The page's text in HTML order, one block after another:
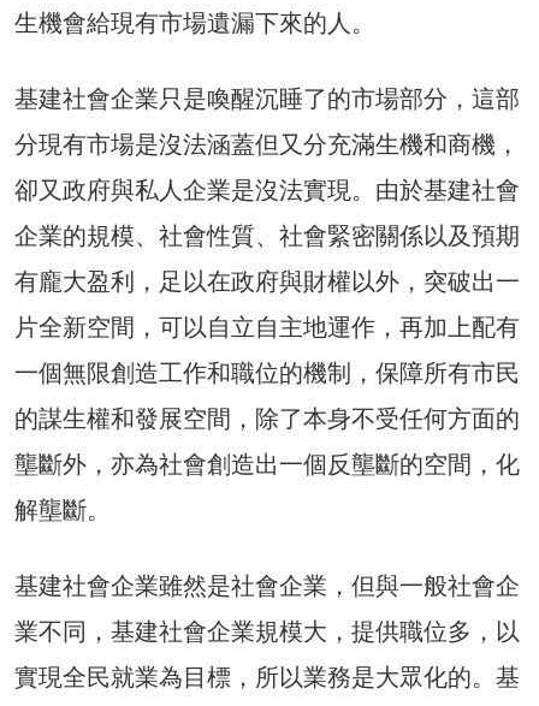
生機會給現有市場遺漏下來的人。
基建社會企業只是喚醒沉睡了的市場部分，這部
分現有市場是沒法涵蓋但又分充滿生機和商機，
卻又政府與私人企業是沒法實現。由於基建社會
企業的規模、社會性質、社會緊密關係以及預期
有龐大盈利，足以在政府與財權以外，突破出一
片全新空間，可以自立自主地運作，再加上配有
一個無限創造工作和職位的機制，保障所有市民
的謀生權和發展空間，除了本身不受任何方面的
壟斷外，亦為社會創造出一個反壟斷的空間，化
解壟斷。
基建社會企業雖然是社會企業，但與一般社會企
業不同，基建社會企業規模大，提供職位多，以
實現全民就業為目標，所以業務是大眾化的。基